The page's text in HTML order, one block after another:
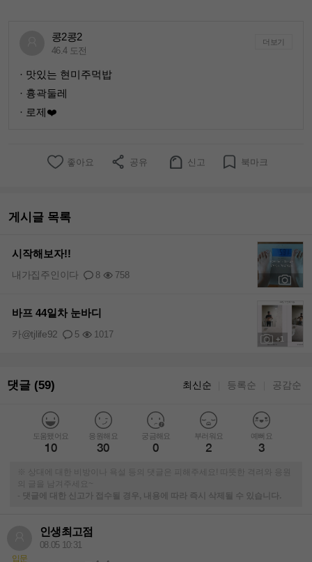
콩2콩2
46.4 도전
더보기
· 맛있는 현미주먹밥
· 흉곽둘레
· 로제❤️
좋아요 공유 신고 북마크
게시글 목록
시작해보자!!
8 758
내가집주인이다
+1
바프 44일차 눈바디
5 1017
카@tjlife92
댓글 (59) 최신순 등록순 공감순
도움됐어요
10
응원해요
30
궁금해요
0
부러워요
2
예뻐요
3
※ 상대에 대한 비방이나 욕설 등의 댓글은 피해주세요! 따뜻한 격려와 응원
의 글을 남겨주세요~
-
댓글에 대한 신고가 접수될 경우, 내용에 따라 즉시 삭제될 수 있습니다.
입문
인생최고점
08.05 10:31